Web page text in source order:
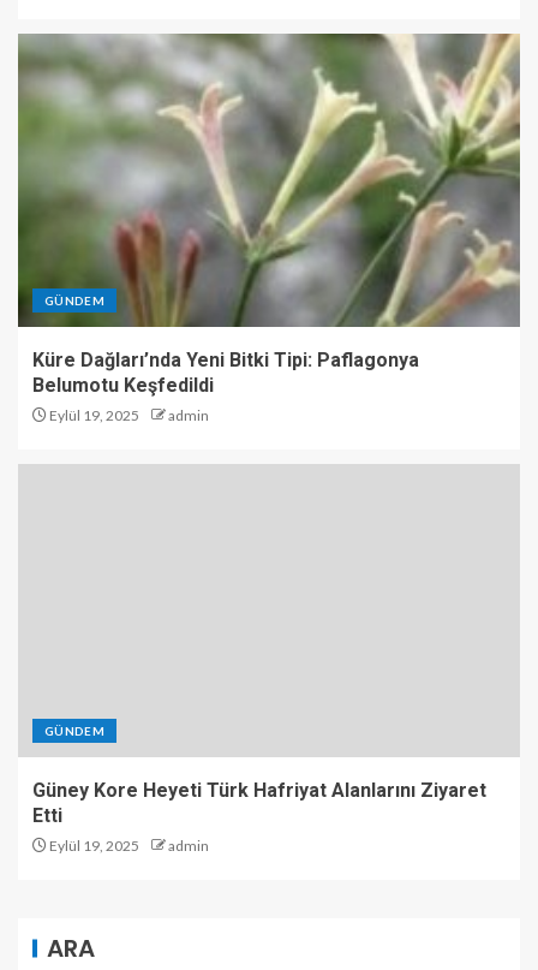
GÜNDEM
Küre Dağları’nda Yeni Bitki Tipi: Paflagonya
Belumotu Keşfedildi
Eylül 19, 2025 admin
GÜNDEM
Güney Kore Heyeti Türk Hafriyat Alanlarını Ziyaret
Etti
Eylül 19, 2025 admin
ARA